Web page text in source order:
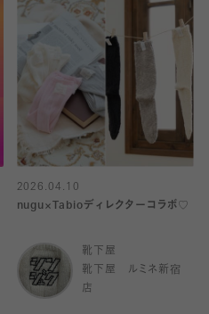
2026.04.10
nugu×Tabioディレクターコラボ♡
靴下屋
靴下屋 ルミネ新宿
店